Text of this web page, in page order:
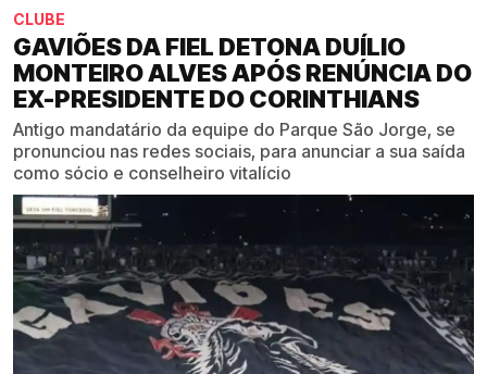
CLUBE
GAVIÕES DA FIEL DETONA DUÍLIO
MONTEIRO ALVES APÓS RENÚNCIA DO
EX-PRESIDENTE DO CORINTHIANS
Antigo mandatário da equipe do Parque São Jorge, se
pronunciou nas redes sociais, para anunciar a sua saída
como sócio e conselheiro vitalício